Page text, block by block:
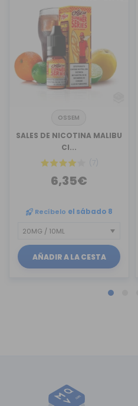
OSSEM
SALES DE NICOTINA MALIBU
CI...
(7)
6,35€
Recíbelo el sábado 8
AÑADIR A LA CESTA